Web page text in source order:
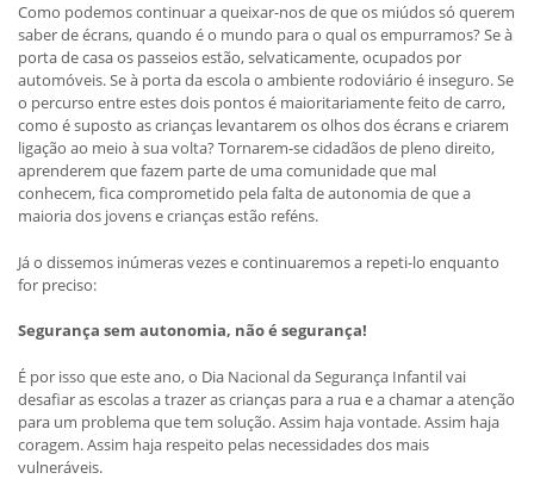
Como podemos continuar a queixar-nos de que os miúdos só querem
saber de écrans, quando é o mundo para o qual os empurramos? Se à
porta de casa os passeios estão, selvaticamente, ocupados por
automóveis. Se à porta da escola o ambiente rodoviário é inseguro. Se
o percurso entre estes dois pontos é maioritariamente feito de carro,
como é suposto as crianças levantarem os olhos dos écrans e criarem
ligação ao meio à sua volta? Tornarem-se cidadãos de pleno direito,
aprenderem que fazem parte de uma comunidade que mal
conhecem, fica comprometido pela falta de autonomia de que a
maioria dos jovens e crianças estão reféns.
Já o dissemos inúmeras vezes e continuaremos a repeti-lo enquanto
for preciso:
Segurança sem autonomia, não é segurança!
É por isso que este ano, o Dia Nacional da Segurança Infantil vai
desafiar as escolas a trazer as crianças para a rua e a chamar a atenção
para um problema que tem solução.Assim haja vontade. Assim haja
coragem. Assim haja respeito pelas necessidades dos mais
vulneráveis.